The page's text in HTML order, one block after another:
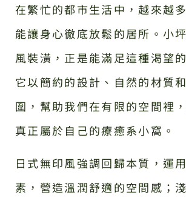
在繁忙的都市生活中，越來越
能讓身心徹底放鬆的居所。小
風裝潢，正是能滿足這種渴望
它以簡約的設計、自然的材質
圍，幫助我們在有限的空間裡
真正屬於自己的療癒系小窩。
日式無印風強調回歸本質，運
素，營造溫潤舒適的空間感；